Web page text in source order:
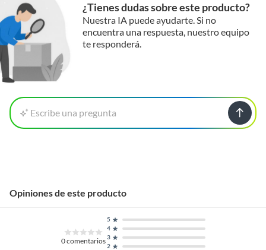
¿Tienes dudas sobre este producto?
Nuestra IA puede ayudarte. Si no
encuentra una respuesta, nuestro equipo
te responderá.
Escribe una pregunta
Opiniones de este producto
0comentarios
2
3
4
5